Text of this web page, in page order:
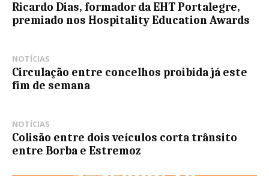
Ricardo Dias, formador da EHT Portalegre,
premiado nos Hospitality Education Awards
NOTÍCIAS
Circulação entre concelhos proibida já este
fim de semana
NOTÍCIAS
Colisão entre dois veículos corta trânsito
entre Borba e Estremoz